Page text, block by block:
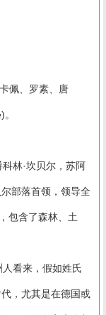
佩、罗素、唐
林·坎贝尔，苏阿
部落首领，领导全
包含了森林、土
看来，假如姓氏
，尤其是在德国或